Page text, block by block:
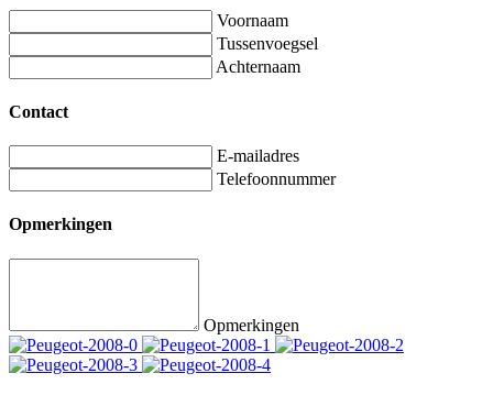
Voornaam
Tussenvoegsel
Achternaam
Contact
E-mailadres
Telefoonnummer
Opmerkingen
Opmerkingen